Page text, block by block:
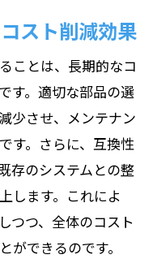
スト削減効果
ことは、長期的なコ
す。適切な部品の選
少させ、メンテナン
す。さらに、互換性
存のシステムとの整
します。これによ
つつ、全体のコスト
ができるのです。